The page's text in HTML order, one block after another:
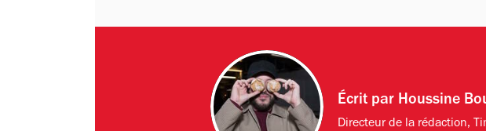
Écrit par Houssine
Directeur de la rédaction,